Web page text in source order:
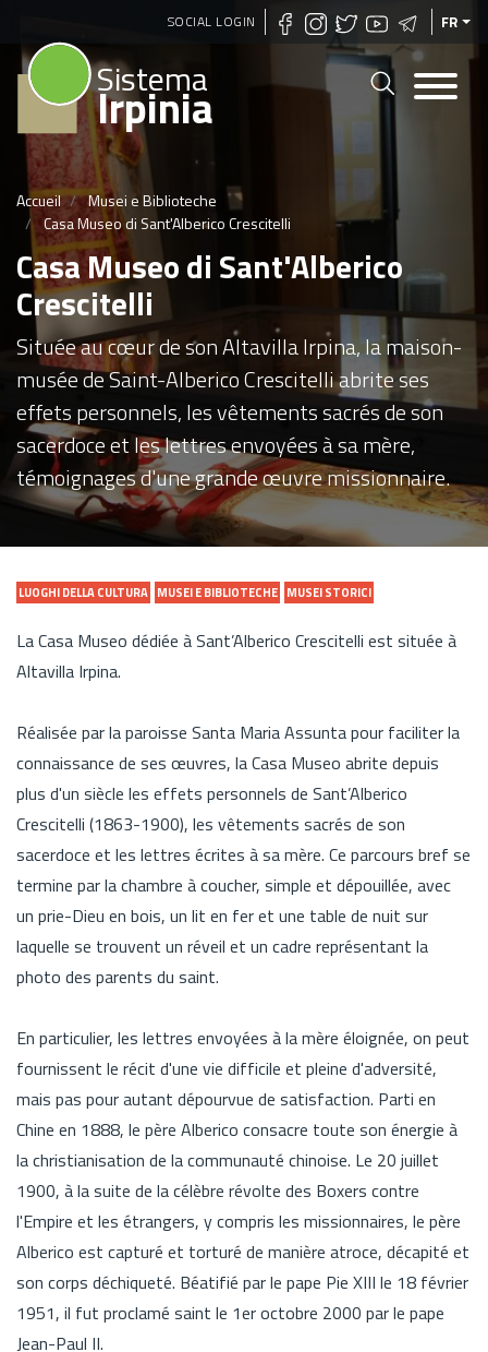
Aller
principal
SOCIAL LOGIN FR
Sistema
Irpinia
Accueil
Musei e Biblioteche
Casa Museo di Sant'Alberico Crescitelli
Casa Museo di Sant'Alberico
Crescitelli
Située au cœur de son Altavilla Irpina, la maison-
musée de Saint-Alberico Crescitelli abrite ses
effets personnels, les vêtements sacrés de son
sacerdoce et les lettres envoyées à sa mère,
témoignages d'une grande œuvre missionnaire.
LUOGHI DELLA CULTURA MUSEI E BIBLIOTECHE MUSEI STORICI
La Casa Museo dédiée à Sant’Alberico Crescitelli est située à
Altavilla Irpina.
Réalisée par la paroisse Santa Maria Assunta pour faciliter la
connaissance de ses œuvres, la Casa Museo abrite depuis
plus d'un siècle les effets personnels de Sant’Alberico
Crescitelli (1863-1900), les vêtements sacrés de son
sacerdoce et les lettres écrites à sa mère. Ce parcours bref se
termine par la chambre à coucher, simple et dépouillée, avec
un prie-Dieu en bois, un lit en fer et une table de nuit sur
laquelle se trouvent un réveil et un cadre représentant la
photo des parents du saint.
En particulier, les lettres envoyées à la mère éloignée, on peut
fournissent le récit d'une vie difficile et pleine d'adversité,
mais pas pour autant dépourvue de satisfaction. Parti en
Chine en 1888, le père Alberico consacre toute son énergie à
la christianisation de la communauté chinoise. Le 20 juillet
1900, à la suite de la célèbre révolte des Boxers contre
l'Empire et les étrangers, y compris les missionnaires, le père
Alberico est capturé et torturé de manière atroce, décapité et
son corps déchiqueté. Béatifié par le pape Pie XIII le 18 février
1951, il fut proclamé saint le 1er octobre 2000 par le pape
Jean-Paul II.